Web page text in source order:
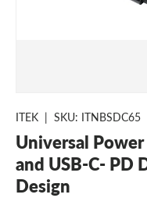
ITEK | SKU: ITNBSDC65
Universal
and USB-C- PD
Design